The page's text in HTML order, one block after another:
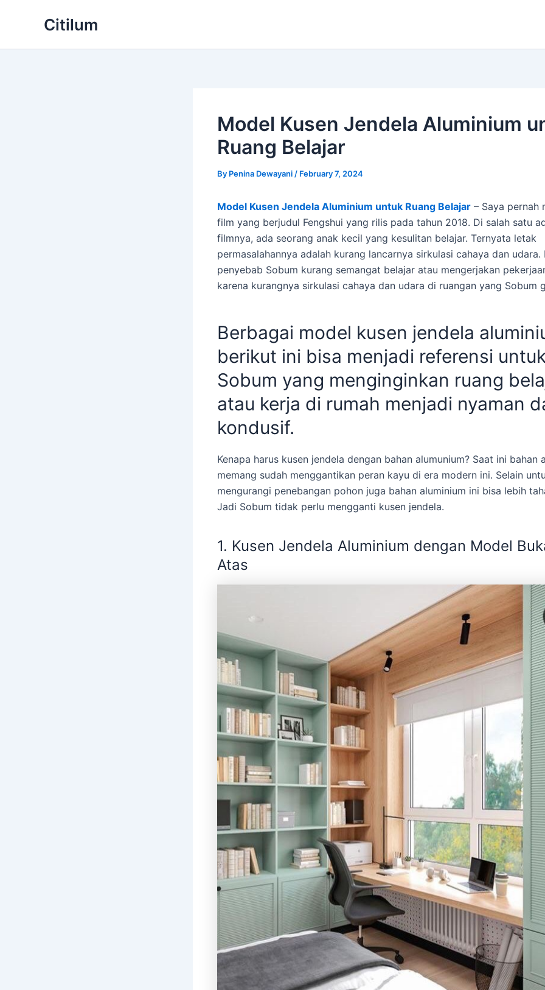
Citilum
Model Kusen Jendela Aluminium
Ruang Belajar
By Penina Dewayani / February 7, 2024
Model Kusen Jendela Aluminium untuk Ruang Belajar – Saya pernah
film yang berjudul Fengshui yang rilis pada tahun 2018. Di salah satu
filmnya, ada seorang anak kecil yang kesulitan belajar. Ternyata letak
permasalahannya adalah kurang lancarnya sirkulasi cahaya dan udara.
penyebab Sobum kurang semangat belajar atau mengerjakan
karena kurangnya sirkulasi cahaya dan udara di ruangan yang Sobum
Berbagai model kusen jendela
berikut ini bisa menjadi referensi
Sobum yang menginginkan ruang
atau kerja di rumah menjadi nyaman
kondusif.
Kenapa harus kusen jendela dengan bahan alumunium? Saat ini bahan
memang sudah menggantikan peran kayu di era modern ini. Selain
mengurangi penebangan pohon juga bahan aluminium ini bisa lebih
Jadi Sobum tidak perlu mengganti kusen jendela.
1. Kusen Jendela Aluminium dengan Model
Atas